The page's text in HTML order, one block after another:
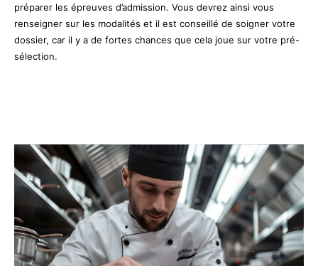
préparer les épreuves d’admission. Vous devrez ainsi vous
renseigner sur les modalités et il est conseillé de soigner votre
dossier, car il y a de fortes chances que cela joue sur votre pré-
sélection.